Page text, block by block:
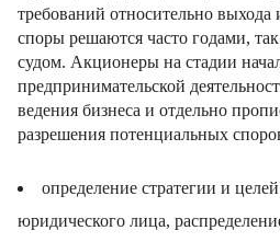
требований относительно выхода
споры решаются часто годами,
судом. Акционеры на стадии
предпринимательской
ведения бизнеса и отдельно
разрешения потенциальных
определение стратегии и
юридического лица,